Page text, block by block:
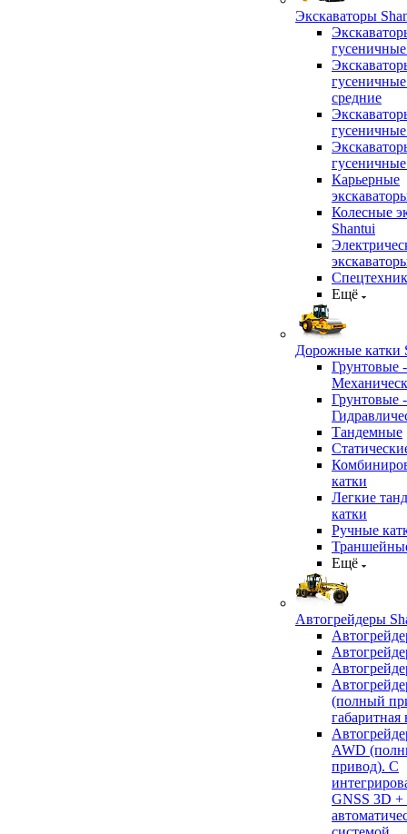
Экскаваторы
средние
Карьерные
Колесные
Shantui
Ещё
Дорожные катки
Грунтовые -
Грунтовые -
Тандемные
катки
Легкие
катки
Ручные
Ещё
Автогрейдеры
(полный
габаритная
AWD
привод). С
GNSS 3D +